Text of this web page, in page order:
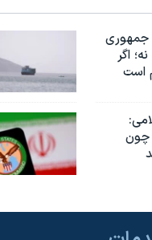
جمهوری
اگر
است
چون